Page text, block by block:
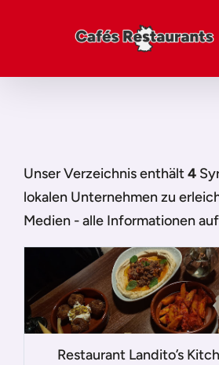
Unser Verzeichnis enthält4
lokalen Unternehmen zu
Medien - alle Informationen
Restaurant Landito’s